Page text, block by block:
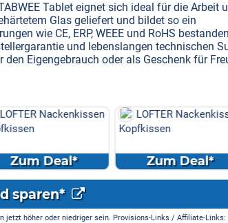
Tablet eignet sich ideal für die Arbeit
Glas geliefert und bildet so ein
wie CE, ERP, WEEE und RoHS
und lebenslangen technischen
Eigengebrauch oder als Geschenk für
Nackenkissen
Zum Deal*
LOFTER
Kopfkissen
Zum Deal*
sparen*
jetzt höher oder niedriger sein. Provisions-Links / Affiliate-